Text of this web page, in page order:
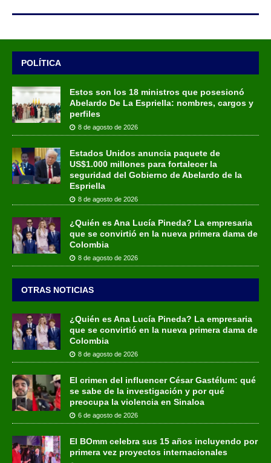
POLÍTICA
Estos son los 18 ministros que posesionó
Abelardo De La Espriella: nombres, cargos y
perfiles
8 de agosto de 2026
Estados Unidos anuncia paquete de
US$1.000 millones para fortalecer la
seguridad del Gobierno de Abelardo de la
Espriella
8 de agosto de 2026
¿Quién es Ana Lucía Pineda? La empresaria
que se convirtió en la nueva primera dama de
Colombia
8 de agosto de 2026
OTRAS NOTICIAS
¿Quién es Ana Lucía Pineda? La empresaria
que se convirtió en la nueva primera dama de
Colombia
8 de agosto de 2026
El crimen del influencer César Gastélum: qué
se sabe de la investigación y por qué
preocupa la violencia en Sinaloa
6 de agosto de 2026
El BOmm celebra sus 15 años incluyendo por
primera vez proyectos internacionales